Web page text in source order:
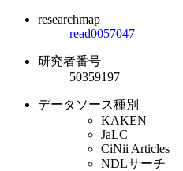
researchmap
read0057047
研究者番号
50359197
データソース種別
KAKEN
JaLC
CiNii Articles
NDLサーチ